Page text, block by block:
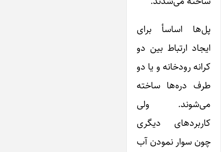
پل‌ها اساسأ برای
ایجاد ارتباط بین دو
کرانه رودخانه و یا دو
طرف دره‌ها ساخته
می‌شوند. ولی
کاربردهای دیگری
چون سوار نمودن آب